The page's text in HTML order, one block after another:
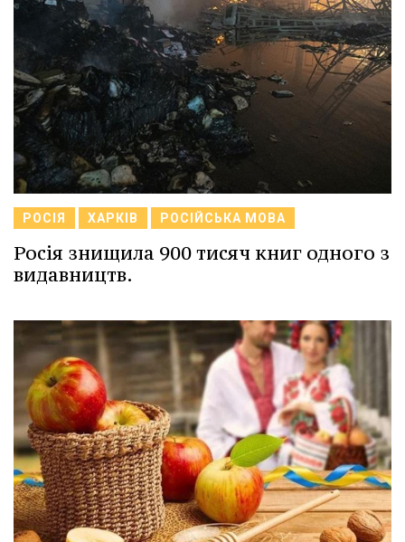
РОСІЯ ХАРКІВ РОСІЙСЬКА МОВА
Росія знищила 900 тисяч книг одного з
видавництв.